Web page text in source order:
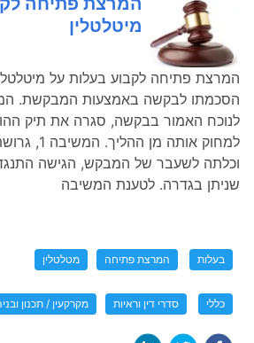
מיטלטלין
לנוכח האמור בבקשה, סגרה את תיק
וכלתה לשעבר של המבקש, הגישה
שניתן בגדרה. לטענת המשיבה
בעלות המרצת פתיחה מטלטלין
כללי סדרי דין וראיות מקרקעין / תכנון